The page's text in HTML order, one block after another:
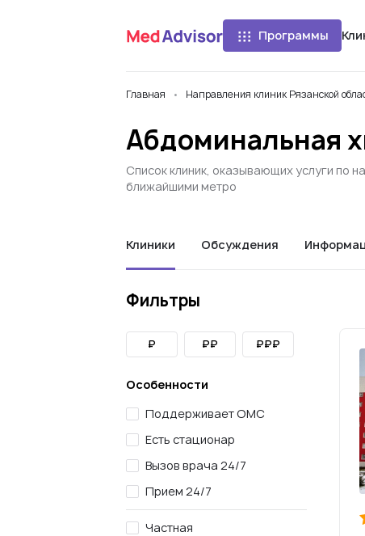
Программы
Главная Направления клиник Рязанской
Абдоминальная
Список клиник, оказывающих услуги по
ближайшими метро
Клиники Обсуждения
Фильтры
₽ ₽₽ ₽₽₽
Особенности
Поддерживает ОМС
Есть стационар
Вызов врача 24/7
Прием 24/7
Частная